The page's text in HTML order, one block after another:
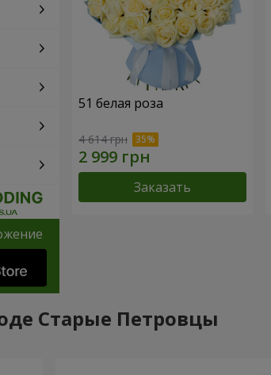
51 белая роза
4 614 грн
Заказать
Старые Петровцы